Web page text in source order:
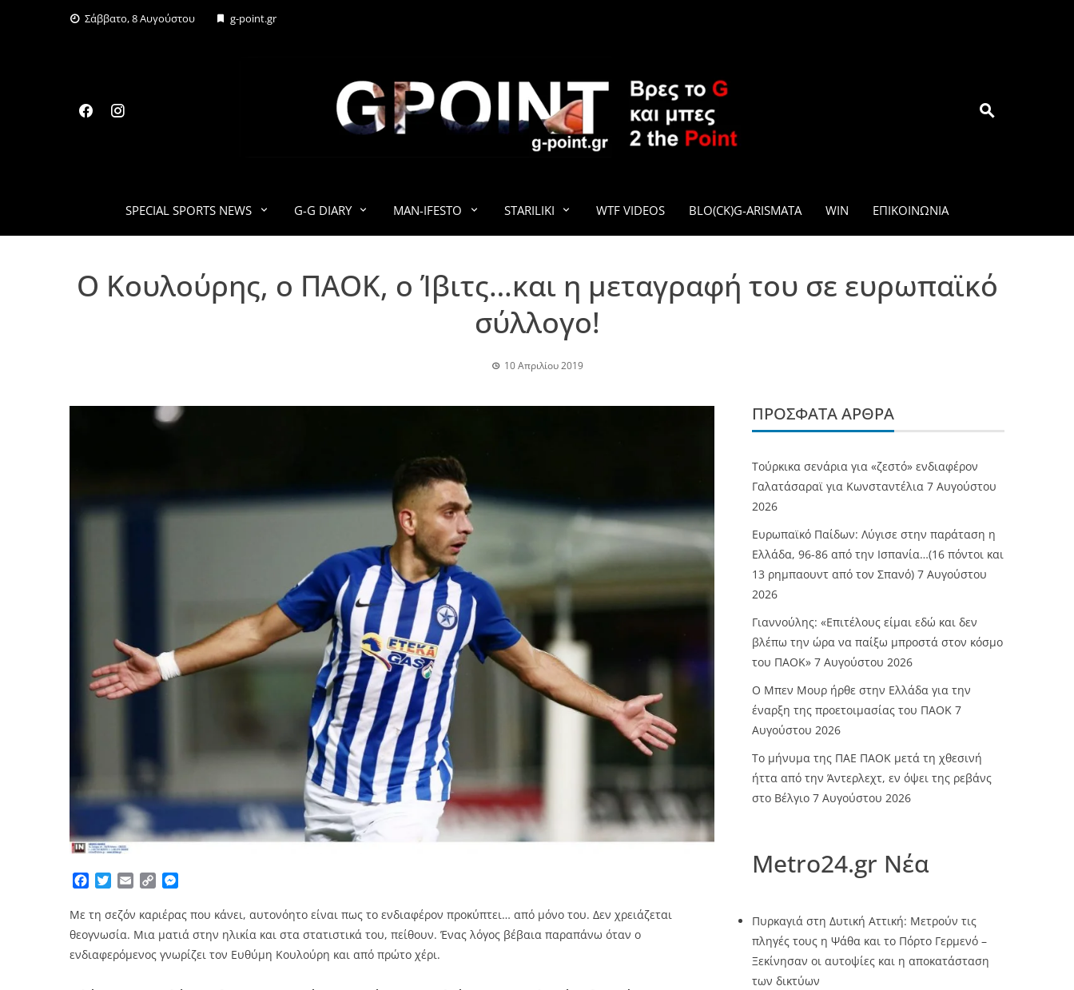
Σάββατο, 8 Αυγούστου g-point.gr
G-POINT.GR
SPECIAL SPORTS NEWS G-G DIARY MAN-IFESTO STARILIKI WTF VIDEOS BLO(CK)G-ARISMATA WIN ΕΠΙΚΟΙΝΩΝΊΑ
Ο Κουλούρης, ο ΠΑΟΚ, ο Ίβιτς…και η μεταγραφή του σε ευρωπαϊκό
σύλλογο!
10 Απριλίου 2019
Facebook
TwitterEmailCopy
Με τη σεζόν καριέρας που κάνει, αυτονόητο είναι πως το ενδιαφέρον προκύπτει… από μόνο του. Δεν χρειάζεται
θεογνωσία. Μια ματιά στην ηλικία και στα στατιστικά του, πείθουν. Ένας λόγος βέβαια παραπάνω όταν ο
ενδιαφερόμενος γνωρίζει τον Ευθύμη Κουλούρη και από πρώτο χέρι.
ΠΡΌΣΦΑΤΑ ΆΡΘΡΑ
Τούρκικα σενάρια για «ζεστό» ενδιαφέρον
Γαλατάσαραϊ για Κωνσταντέλια 7 Αυγούστου
2026
Ευρωπαϊκό Παίδων: Λύγισε στην παράταση η
Ελλάδα, 96-86 από την Ισπανία…(16 πόντοι και
13 ρημπαουντ από τον Σπανό) 7 Αυγούστου
2026
Γιαννούλης: «Επιτέλους είμαι εδώ και δεν
βλέπω την ώρα να παίξω μπροστά στον κόσμο
του ΠΑΟΚ» 7 Αυγούστου 2026
O Mπεν Μουρ ήρθε στην Ελλάδα για την
έναρξη της προετοιμασίας του ΠΑΟΚ 7
Αυγούστου 2026
Το μήνυμα της ΠΑΕ ΠΑΟΚ μετά τη χθεσινή
ήττα από την Άντερλεχτ, εν όψει της ρεβάνς
στο Βέλγιο 7 Αυγούστου 2026
Metro24.gr Νέα
Πυρκαγιά στη Δυτική Αττική: Μετρούν τις
πληγές τους η Ψάθα και το Πόρτο Γερμενό –
Ξεκίνησαν οι αυτοψίες και η αποκατάσταση
των δικτύων